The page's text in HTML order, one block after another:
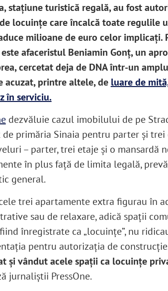
stațiune turistică regală, au fost
locuințe care încalcă toate regulile
milioane de euro celor implicați.
afaceristul Beniamin Gonț, un
cercetat deja de DNA într-un
acuzat, printre altele, de luare de
în serviciu.
dezvăluie cazul imobilului de pe
primăria Sinaia pentru parter și trei
– parter, trei etaje și o mansardă
în plus față de limita legală,
general.
trei apartamente extra figurau în
sau de relaxare, adică spații
înregistrate ca „locuințe”, nu
pentru autorizația de
și vândut acele spații ca locuințe
jurnaliştii PressOne.